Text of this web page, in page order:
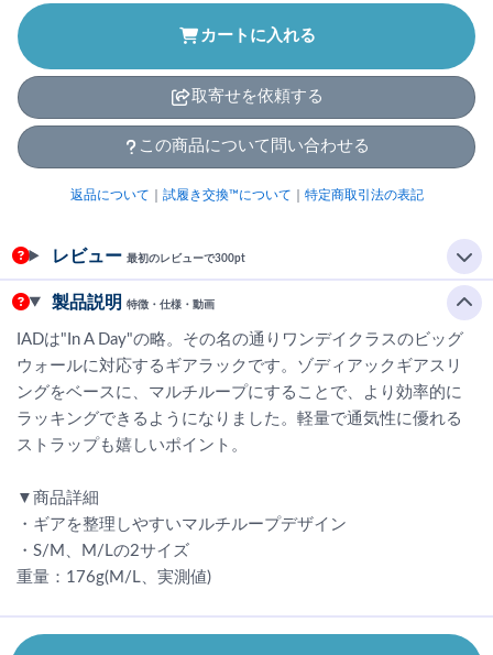
カートに入れる
取寄せを依頼する
この商品について問い合わせる
返品について 試履き交換™について 特定商取引法の表記
レビュー 最初のレビューで300pt
製品説明 特徴・仕様・動画
IADは"In A Day"の略。その名の通りワンデイクラスのビッグ
ウォールに対応するギアラックです。ゾディアックギアスリ
ングをベースに、マルチループにすることで、より効率的に
ラッキングできるようになりました。軽量で通気性に優れる
ストラップも嬉しいポイント。
▼商品詳細
・ギアを整理しやすいマルチループデザイン
・S/M、M/Lの2サイズ
重量：176g(M/L、実測値)